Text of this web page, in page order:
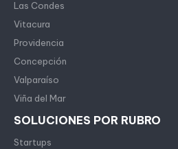
Las Condes
Vitacura
Providencia
Concepción
Valparaíso
Viña del Mar
SOLUCIONES POR RUBRO
Startups